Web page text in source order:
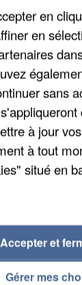
EN
en
en
sans
à jour
à tout
situé en
Gérer mes
Accepter et